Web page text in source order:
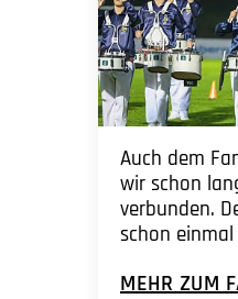
Auch dem
wir schon
verbunden.
schon
MEHR ZUM